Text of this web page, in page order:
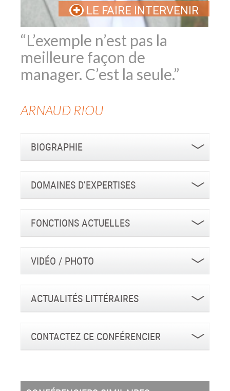
LE FAIRE INTERVENIR
“L’exemple n’est pas la
meilleure façon de
manager. C’est la seule.”
ARNAUD RIOU
BIOGRAPHIE
DOMAINES D’EXPERTISES
FONCTIONS ACTUELLES
VIDÉO / PHOTO
ACTUALITÉS LITTÉRAIRES
CONTACTEZ CE CONFÉRENCIER